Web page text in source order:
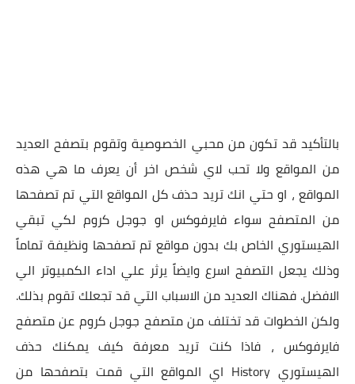
بالتأكيد قد تكون من محبي الخصوصية وتقوم بتصفح العديد
من المواقع ولا تحب لاي شخص اخر أن يعرف ما هي هذه
المواقع ، او حتي انك تريد حذف كل المواقع التي تم تصفحها
من المتصفح سواء فايرفوكس او جوجل كروم لكي تبقي
الهيستوري الخاص بك بدون مواقع تم تصفحها ونظيفة تماماً
وذلك يجعل التصفح اسرع وايضاً يرثر علي اداء الكمبيوتر الي
الافضل. فهناك العديد من الاسباب التي قد تجعلك تقوم بذلك.
ولكن الخطوات قد تختلف من متصفح جوجل كروم عن متصفح
فايرفوكس ، فاذا كنت تريد معرفة كيف يمكنك حذف
الهيستوري History اي المواقع التي قمت بتصفحها من